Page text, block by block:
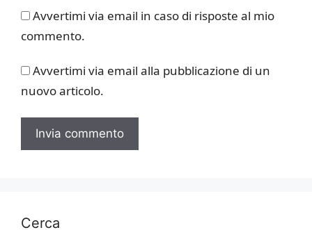
Avvertimi via email in caso di risposte al mio
commento.
Avvertimi via email alla pubblicazione di un
nuovo articolo.
Cerca